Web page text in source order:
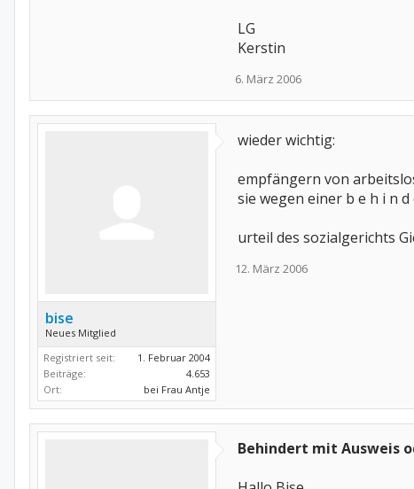
LG
Kerstin
6. März 2006
bise
Neues Mitglied
Registriert seit:
1. Februar 2004
Beiträge:
4.653
Ort:
bei Frau Antje
wieder wichtig:
empfängern von
sie wegen einer b e h i n
urteil des sozialgerichts
12. März 2006
Behindert mit Ausweis